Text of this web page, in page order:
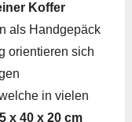
Koffer
als Handgepäck
orientieren sich
in vielen
x 40 x 20 cm